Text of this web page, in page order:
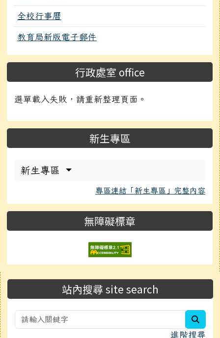
全校行事曆
教育局新版電子郵件
行政處室 office
選單載入失敗，請重新整理頁面。
新生專區
新生專區
專區連結「新生專區」完整內容
無障礙標章
右邊區域內容站內搜尋 site search
進階搜尋